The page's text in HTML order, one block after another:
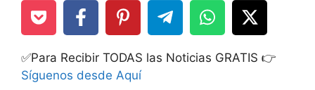
✅Para Recibir TODAS las Noticias GRATIS 👉
Síguenos desde Aquí